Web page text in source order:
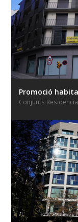
Promoció
Conjunts